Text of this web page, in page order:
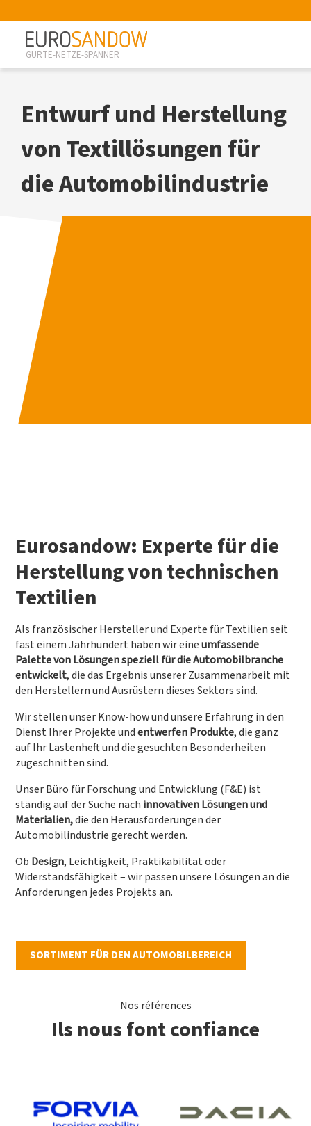
GURTE-NETZE-SPANNER
Entwurf und Herstellung
von Textillösungen für
die Automobilindustrie
Eurosandow: Experte für die
Herstellung von technischen
Textilien
Als französischer Hersteller und Experte für Textilien seit
fast einem Jahrhundert haben wir eineumfassende
Palette von Lösungen speziell für die Automobilbranche
entwickelt, die das Ergebnis unserer Zusammenarbeit mit
den Herstellern und Ausrüstern dieses Sektors sind.
Wir stellen unser Know-how und unsere Erfahrung in den
Dienst Ihrer Projekte undentwerfen Produkte, die ganz
auf Ihr Lastenheft und die gesuchten Besonderheiten
zugeschnitten sind.
Unser Büro für Forschung und Entwicklung (F&E) ist
ständig auf der Suche nach innovativen Lösungen und
Materialien,die den Herausforderungen der
Automobilindustrie gerecht werden.
Ob Design, Leichtigkeit, Praktikabilität oder
Widerstandsfähigkeit – wir passen unsere Lösungen an die
Anforderungen jedes Projekts an.
SORTIMENT FÜR DEN AUTOMOBILBEREICH
Nos références
Ils nous font confiance